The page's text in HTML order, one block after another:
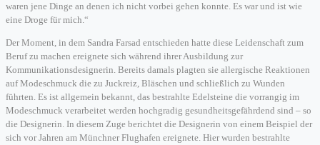
waren jene Dinge an denen ich nicht vorbei gehen konnte. Es war und ist wie
eine Droge für mich.“
Der Moment, in dem Sandra Farsad entschieden hatte diese Leidenschaft zum
Beruf zu machen ereignete sich während ihrer Ausbildung zur
Kommunikationsdesignerin. Bereits damals plagten sie allergische Reaktionen
auf Modeschmuck die zu Juckreiz, Bläschen und schließlich zu Wunden
führten. Es ist allgemein bekannt, das bestrahlte Edelsteine die vorrangig im
Modeschmuck verarbeitet werden hochgradig gesundheitsgefährdend sind – so
die Designerin. In diesem Zuge berichtet die Designerin von einem Beispiel der
sich vor Jahren am Münchner Flughafen ereignete. Hier wurden bestrahlte